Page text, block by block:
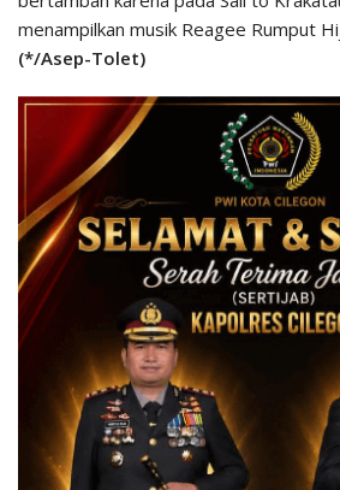
menampilkan musik Reagee Rumput
(*/Asep-Tolet)